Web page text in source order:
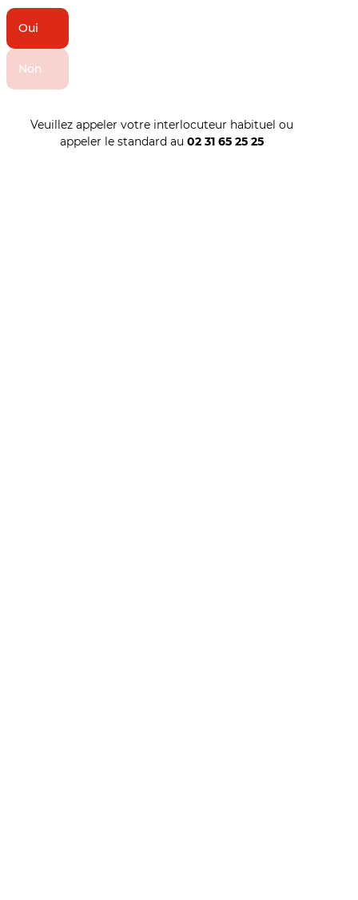
Oui
Non
Veuillez appeler votre interlocuteur habituel ou
appeler le standard au 02 31 65 25 25